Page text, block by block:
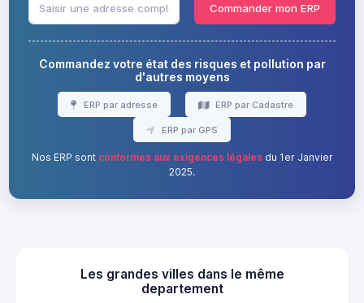
Commander mon ERP
Commandez votre état des risques et pollution par
d'autres moyens
ERP par adresse ERP par Cadastre
ERP par GPS
Nos ERP sont conformes aux exigences légalesdu 1er Janvier
2025.
Les grandes villes dans le même
departement